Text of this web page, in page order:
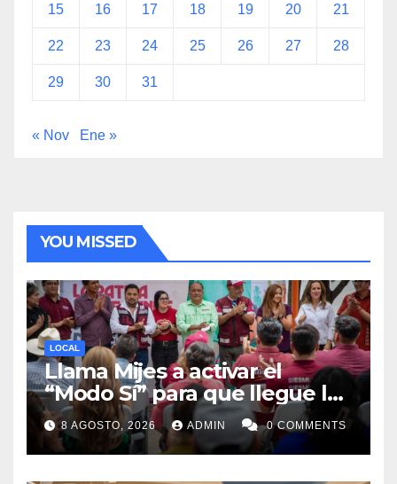
15 16 17 18 19 20 21
22 23 24 25 26 27 28
29 30 31
« Nov Ene »
YOU MISSED
LOCAL
Llama Mijes a activar el
“Modo Sí” para que llegue la
Transformación a Nuevo
León
8 AGOSTO, 2026 ADMIN 0 COMMENTS